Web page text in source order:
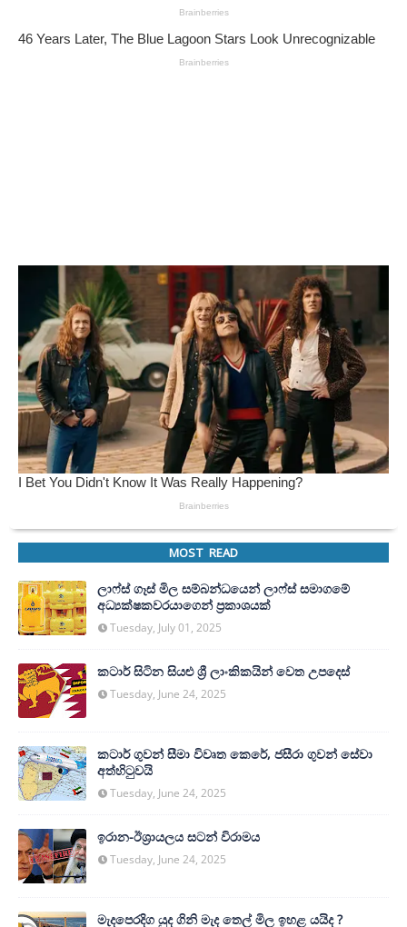
MOST READ
ලාෆ්ස් ගෑස් මිල සම්බන්ධයෙන් ලාෆ්ස් සමාගමේ
අධ්‍යක්ෂකවරයාගෙන් ප්‍රකාශයක්
Tuesday, July 01, 2025
කටාර් සිටින සියළු ශ්‍රී ලාංකිකයින් වෙත උපදෙස්
Tuesday, June 24, 2025
කටාර් ගුවන් සීමා විවෘත කෙරේ, ජසීරා ගුවන් සේවා
අත්හි‍ටුවයි
Tuesday, June 24, 2025
ඉරාන-ඊශ්‍රායලය සටන් විරාමය
Tuesday, June 24, 2025
මැදපෙරදිග යුද ගිනි මැද තෙල් මිල ඉහළ යයිද ?